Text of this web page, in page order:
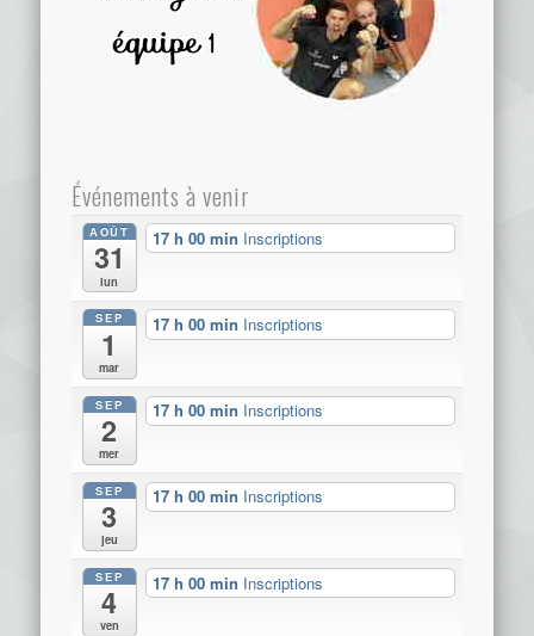
Événements à venir
AOÛT
31
lun
17 h 00 min Inscriptions
SEP
1
mar
17 h 00 min Inscriptions
SEP
2
mer
17 h 00 min Inscriptions
SEP
3
jeu
17 h 00 min Inscriptions
SEP
4
ven
17 h 00 min Inscriptions